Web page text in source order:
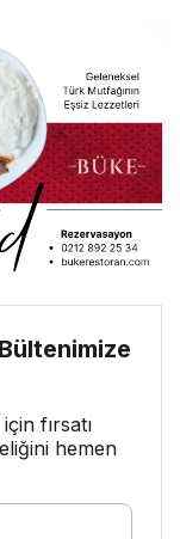
fırsatı
hemen